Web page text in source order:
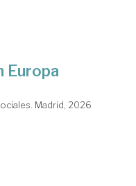
Europa
Madrid, 2026